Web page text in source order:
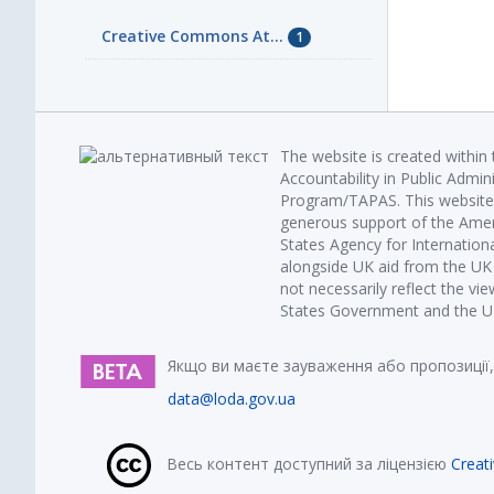
Creative Commons At... 1
The website is created
Accountability in Public
Program/TAPAS. This
generous support of the
States Agency for
alongside UK aid from the
not necessarily reflect the
States Government and the
Якщо ви маєте зауваження або
data@loda.gov.ua
Весь контент доступний за ліцензією